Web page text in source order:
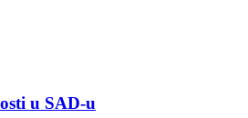
u SAD-u